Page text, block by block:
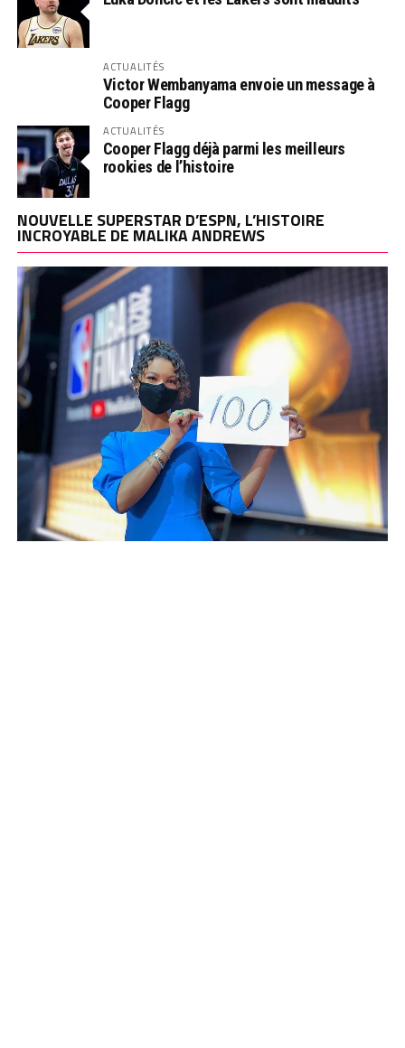
ACTUALITÉS
Victor Wembanyama envoie un message à
Cooper Flagg
ACTUALITÉS
Cooper Flagg déjà parmi les meilleurs
rookies de l’histoire
NOUVELLE SUPERSTAR D’ESPN, L’HISTOIRE
INCROYABLE DE MALIKA ANDREWS